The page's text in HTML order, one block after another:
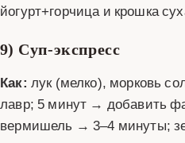
йогурт+горчица и крошка
9) Суп‑экспресс
Как: лук (мелко), морковь
лавр; 5 минут → добавить
вермишель → 3–4 минуты;